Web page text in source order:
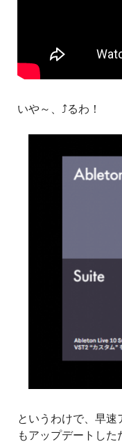
いや～、⤴るわ！
というわけで、早速
もアップデートし